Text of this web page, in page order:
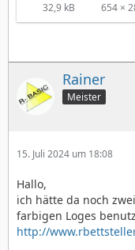
32,9 kB 654 ×
Rainer
Meister
15. Juli 2024 um 18:08
Hallo,
ich hätte da noch
farbigen Loges
http://